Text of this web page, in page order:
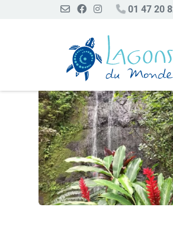
01 47 20
Moorea – Visite guidée vers les